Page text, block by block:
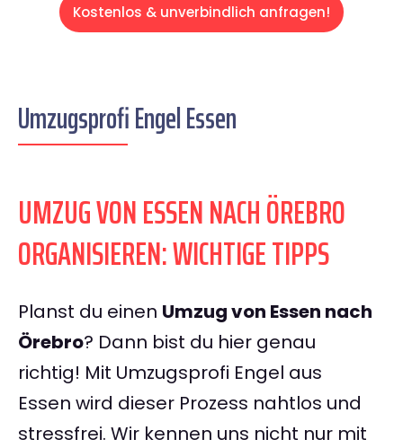
Kostenlos & unverbindlich anfragen!
Umzugsprofi Engel Essen
UMZUG VON ESSEN NACH ÖREBRO
ORGANISIEREN: WICHTIGE TIPPS
Planst du einen Umzug von Essen nach
Örebro? Dann bist du hier genau
richtig! Mit Umzugsprofi Engel aus
Essen wird dieser Prozess nahtlos und
stressfrei. Wir kennen uns nicht nur mit